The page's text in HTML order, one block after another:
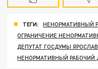
ТЕГИ:
НЕНОРМАТИВНЫЙ
ОГРАНИЧЕНИЕ
ДЕПУТАТ ГОСДУМЫ
НЕНОРМАТИВНЫЙ РАБОЧИЙ